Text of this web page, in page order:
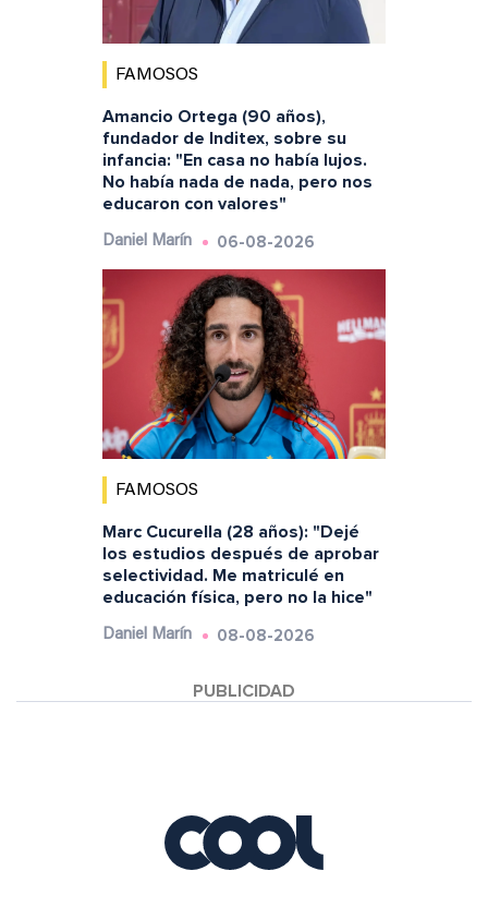
FAMOSOS
Amancio Ortega (90 años),
fundador de Inditex, sobre su
infancia: "En casa no había lujos.
No había nada de nada, pero nos
educaron con valores"
Daniel Marín 06-08-2026
FAMOSOS
Marc Cucurella (28 años): "Dejé
los estudios después de aprobar
selectividad. Me matriculé en
educación física, pero no la hice"
Daniel Marín 08-08-2026